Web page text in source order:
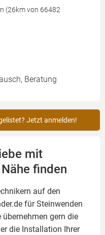
(26km von 66482
Beratung
Jetzt anmelden!
mit
finden
auf den
für Steinwenden
gern die
die Installation Ihrer